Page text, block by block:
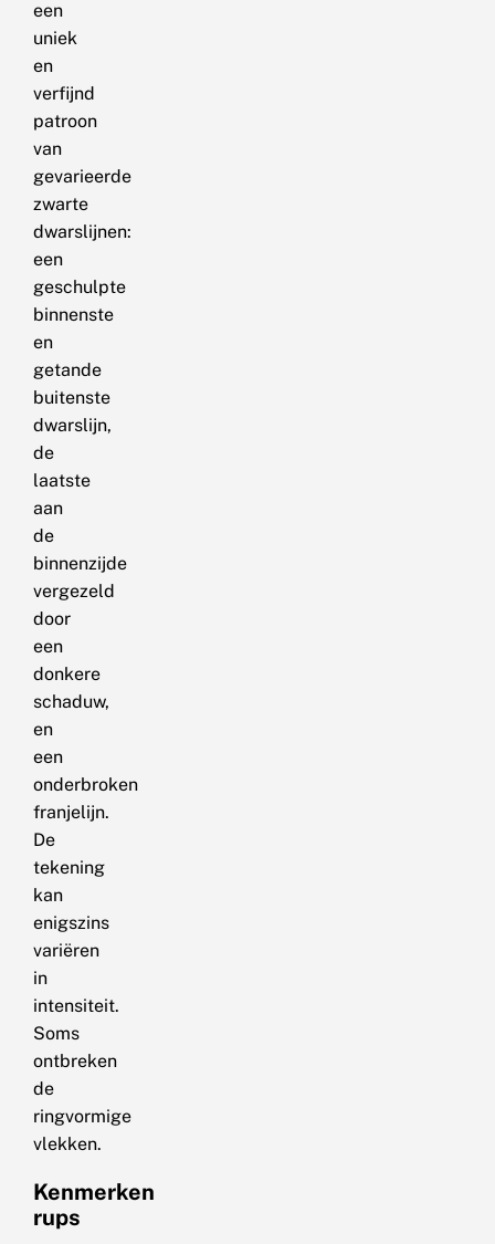
een
uniek
en
verfijnd
patroon
van
gevarieerde
zwarte
dwarslijnen:
een
geschulpte
binnenste
en
getande
buitenste
dwarslijn,
de
laatste
aan
de
binnenzijde
vergezeld
door
een
donkere
schaduw,
en
een
onderbroken
franjelijn.
De
tekening
kan
enigszins
variëren
in
intensiteit.
Soms
ontbreken
de
ringvormige
vlekken.
Kenmerken
rups